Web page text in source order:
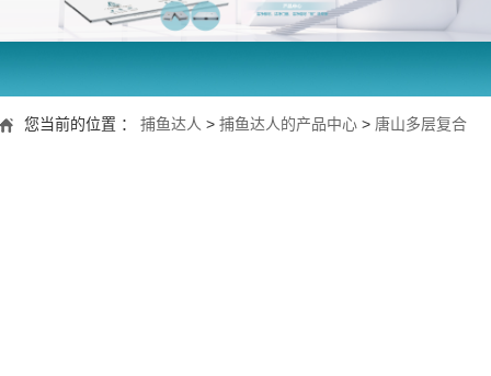
您当前的位置 ： 捕鱼达人 > 捕鱼达人的产品中心 > 唐山多层复合